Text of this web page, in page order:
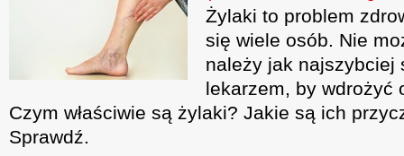
Żylaki to problem
się wiele osób. Nie
należy jak najszybciej
lekarzem, by wdrożyć
Czym właściwie są żylaki? Jakie są ich
Sprawdź.